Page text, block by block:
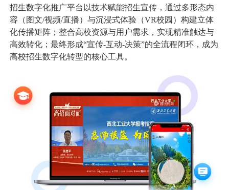
关于我们
数字佳信公众号 数字佳信视频号
招生数字化推广平台以技术赋能招生宣传，通过多形态内
容（图文/视频/直播）与沉浸式体验（VR校园）构建立体
化传播矩阵；整合高校资源与用户需求，实现精准触达与
高效转化；最终形成“宣传-互动-决策”的全流程闭环，成为
高校招生数字化转型的核心工具。